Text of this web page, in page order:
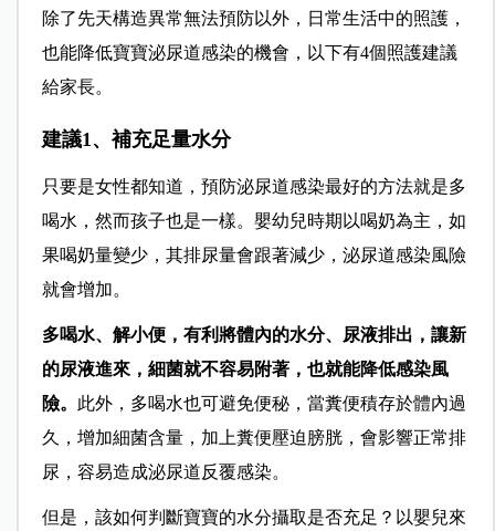
除了先天構造異常無法預防以外，日常生活中的照護，
也能降低寶寶泌尿道感染的機會，以下有4個照護建議
給家長。
建議1、補充足量水分
只要是女性都知道，預防泌尿道感染最好的方法就是多
喝水，然而孩子也是一樣。嬰幼兒時期以喝奶為主，如
果喝奶量變少，其排尿量會跟著減少，泌尿道感染風險
就會增加。
多喝水、解小便，有利將體內的水分、尿液排出，讓新
的尿液進來，細菌就不容易附著，也就能降低感染風
險。 此外，多喝水也可避免便秘，當糞便積存於體內過
久，增加細菌含量，加上糞便壓迫膀胱，會影響正常排
尿，容易造成泌尿道反覆感染。
但是，該如何判斷寶寶的水分攝取是否充足？以嬰兒來